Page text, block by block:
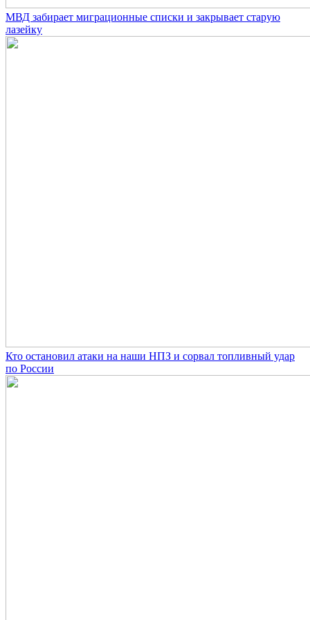
МВД забирает миграционные списки и закрывает старую
лазейку
Кто остановил атаки на наши НПЗ и сорвал топливный удар
по России